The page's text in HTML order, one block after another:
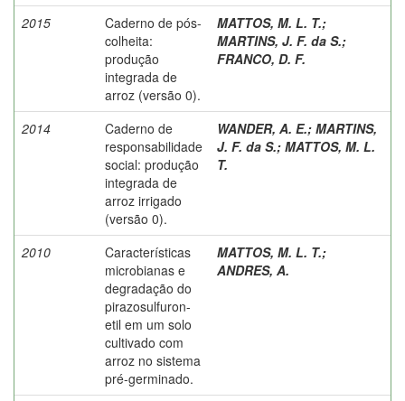
2015
Caderno de pós-
colheita:
produção
integrada de
arroz (versão 0).
MATTOS, M. L. T.;
MARTINS, J. F. da S.;
FRANCO, D. F.
2014
Caderno de
responsabilidade
social: produção
integrada de
arroz irrigado
(versão 0).
WANDER, A. E.; MARTINS,
J. F. da S.; MATTOS, M. L.
T.
2010
Características
microbianas e
degradação do
pirazosulfuron-
etil em um solo
cultivado com
arroz no sistema
pré-germinado.
MATTOS, M. L. T.;
ANDRES, A.